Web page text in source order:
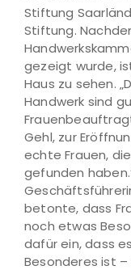
Stiftung
Stiftung.
gezeigt wurde,
Haus zu sehen.
Handwerk sind
Gehl, zur
echte Frauen,
gefunden
betonte, dass
noch etwas
dafür ein, dass
Besonderes ist